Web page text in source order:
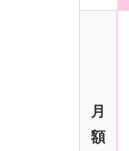
月
額